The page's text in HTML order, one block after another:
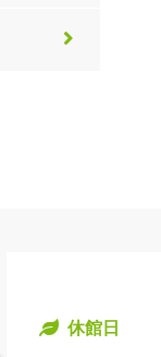
休館日